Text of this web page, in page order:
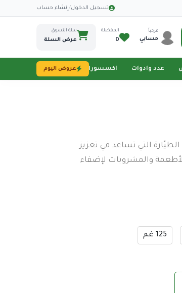
· تسجيل الدخول/إنشاء حساب
مرحباً
حسابي
المفضلة
0
سلة التسوق
عرض السلة
عدد وادوات اكسسورات تصوير طاقة شمسيةعروض اليوم
التي تساعد في تعزيز
والمشروبات لإضفاء
125 غم